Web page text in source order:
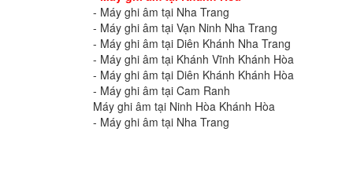
- Máy ghi âm tại Nha Trang
- Máy ghi âm tại Vạn Ninh Nha Trang
- Máy ghi âm tại Diên Khánh Nha Trang
- Máy ghi âm tại Khánh Vĩnh Khánh Hòa
- Máy ghi âm tại Diên Khánh Khánh Hòa
- Máy ghi âm tại Cam Ranh
Máy ghi âm tại Ninh Hòa Khánh Hòa
- Máy ghi âm tại Nha Trang